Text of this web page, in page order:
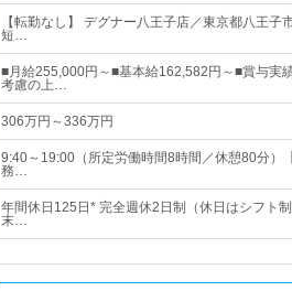
【転勤なし】 デグナー八王子店／東京都八王
短…
■月給255,000円～■基本給162,582円～■賞与実
考慮の上…
306万円～336万円
9:40～19:00（所定労働時間8時間／休憩80分
務…
年間休日125日* 完全週休2日制（休日はシフト
末…